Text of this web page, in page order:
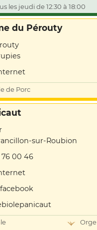
les jeudi de 12:30 à 18:00
du Pérouty
de Porc
sur-Roubion
76 00 46
Orge